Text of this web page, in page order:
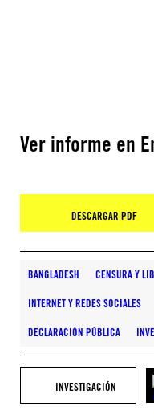
Ver informe en
DESCARGAR PDF
BANGLADESH CENSURA Y
INTERNET Y REDES SOCIALES
DECLARACIÓN PÚBLICA
INVESTIGACIÓN